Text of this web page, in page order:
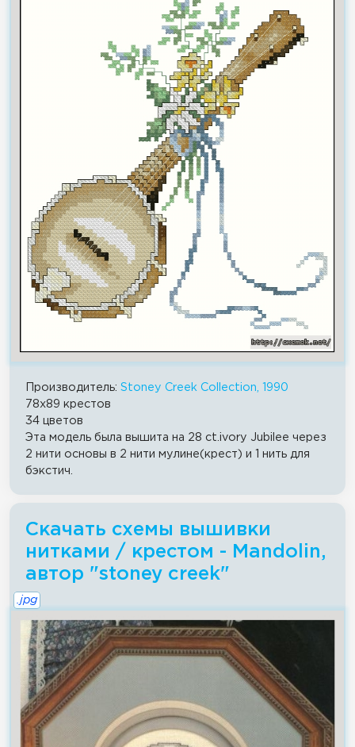
Производитель: Stoney Creek Collection, 1990
78x89 крестов
34 цветов
Эта модель была вышита на 28 ct.ivory Jubilee через
2 нити основы в 2 нити мулине(крест) и 1 нить для
бэкстич.
Скачать схемы вышивки
нитками / крестом - Mandolin,
автор "stoney creek"
.jpg